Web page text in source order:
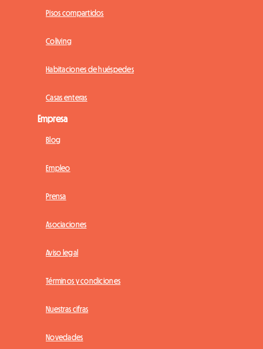
Pisos compartidos
Coliving
Habitaciones de huéspedes
Casas enteras
Empresa
Blog
Empleo
Prensa
Asociaciones
Aviso legal
Términos y condiciones
Nuestras cifras
Novedades